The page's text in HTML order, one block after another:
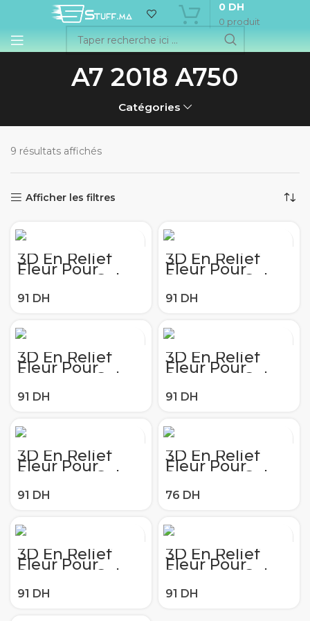
0 produit
0 DH
A7 2018 A750
Catégories
9 résultats affichés
Afficher les filtres
3D En Relief
Fleur Pour
Samsung Galaxy
A50 A40 A51
A70 A71 S6
Plus A7 A8 2018
Note 8 9 10
3D En Relief
Fleur Pour
Samsung Galaxy
A50 A40 A51
A70 A71 S6
Plus A7 A8 2018
Note 8 9 10
3D En Relief
Fleur Pour
Samsung Galaxy
A50 A40 A51
A70 A71 S6
Plus A7 A8 2018
Note 8 9 10
3D En Relief
Fleur Pour
Samsung Galaxy
A50 A40 A51
A70 A71 S6
Plus A7 A8 2018
Note 8 9 10
3D En Relief
Fleur Pour
Samsung Galaxy
A50 A40 A51
A70 A71 S6
Plus A7 A8 2018
Note 8 9 10
3D En Relief
Fleur Pour
Samsung Galaxy
A50 A40 A51
A70 A71 S6
Plus A7 A8 2018
Note 8 9 10
3D En Relief
Fleur Pour
Samsung Galaxy
A50 A40 A51
A70 A71 S6
3D En Relief
Fleur Pour
Samsung Galaxy
A50 A40 A51
A70 A71 S6